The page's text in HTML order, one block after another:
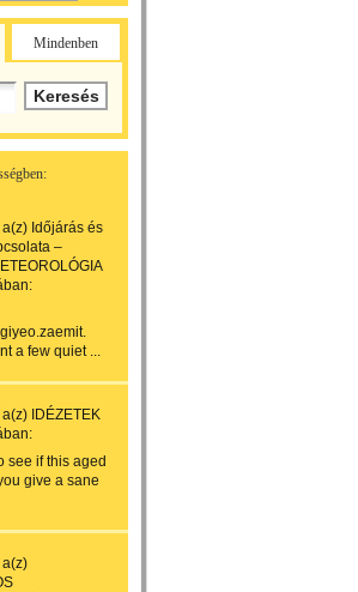
Mindenben
a(z) Időjárás és
–
a few quiet ...
a(z) IDÉZETEK
see if this aged
give a sane
a(z)